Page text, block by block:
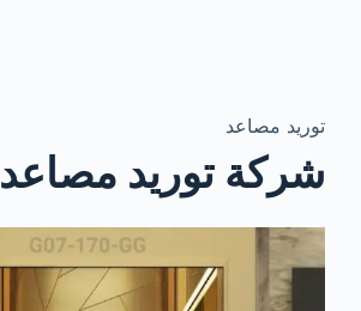
توريد مصاعد
شركة توريد مصاعد